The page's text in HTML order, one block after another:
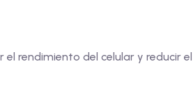
rendimiento del celular y reducir el